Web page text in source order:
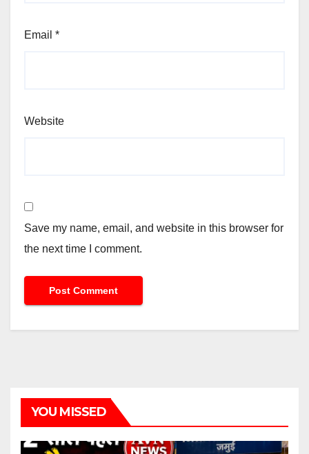
Email *
Website
Save my name, email, and website in this browser for
the next time I comment.
YOU MISSED